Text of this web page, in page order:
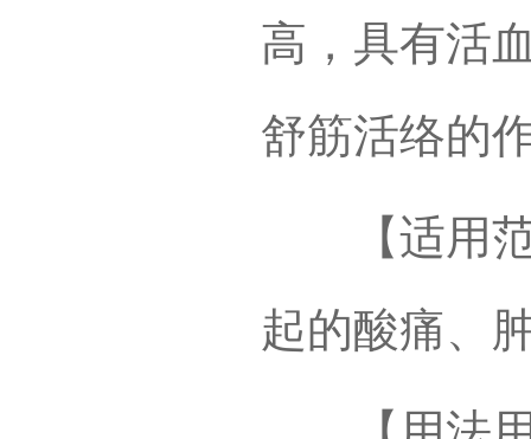
高，具有活
舒筋活络的
【适用范
起的酸痛、